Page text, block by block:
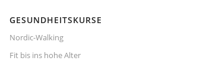
GESUNDHEITSKURSE
Nordic-Walking
Fit bis ins hohe Alter